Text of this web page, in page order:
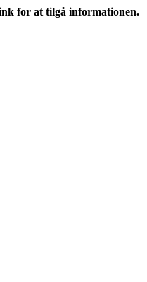
for at tilgå informationen.